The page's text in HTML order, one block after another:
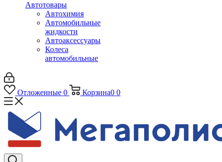
Автотовары
Автохимия
Автомобильные
жидкости
Автоаксессуары
Колеса
автомобильные
Отложенные 0 Корзина0 0